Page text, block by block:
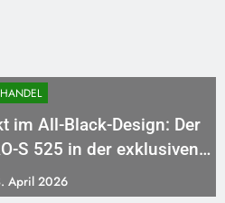
Schwerendt wird